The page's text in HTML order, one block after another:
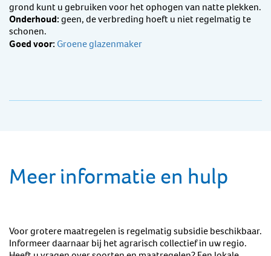
grond kunt u gebruiken voor het ophogen van natte plekken.
Onderhoud: geen, de verbreding hoeft u niet regelmatig te
schonen.
Goed voor: Groene glazenmaker
Meer informatie en hulp
Voor grotere maatregelen is regelmatig subsidie beschikbaar.
Informeer daarnaar bij het agrarisch collectief in uw regio.